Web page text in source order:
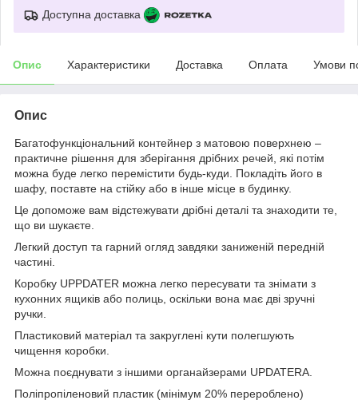
Доступна доставка
Опис Характеристики Доставка Оплата Умови
Опис
Багатофункціональний контейнер з матовою поверхнею –
практичне рішення для зберігання дрібних речей, які потім
можна буде легко перемістити будь-куди. Покладіть його в
шафу, поставте на стійку або в інше місце в будинку.
Це допоможе вам відстежувати дрібні деталі та знаходити те,
що ви шукаєте.
Легкий доступ та гарний огляд завдяки заниженій передній
частині.
Коробку UPPDATER можна легко пересувати та знімати з
кухонних ящиків або полиць, оскільки вона має дві зручні
ручки.
Пластиковий матеріал та закруглені кути полегшують
чищення коробки.
Можна поєднувати з іншими органайзерами UPDATERA.
Поліпропіленовий пластик (мінімум 20% перероблено)